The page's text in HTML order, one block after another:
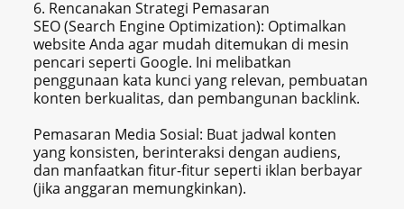
6. Rencanakan Strategi Pemasaran
SEO (Search Engine Optimization): Optimalkan
website Anda agar mudah ditemukan di mesin
pencari seperti Google. Ini melibatkan
penggunaan kata kunci yang relevan, pembuatan
konten berkualitas, dan pembangunan backlink.
Pemasaran Media Sosial: Buat jadwal konten
yang konsisten, berinteraksi dengan audiens,
dan manfaatkan fitur-fitur seperti iklan berbayar
(jika anggaran memungkinkan).